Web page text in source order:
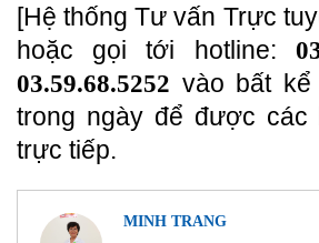
[Hệ thống Tư vấn Trực
hoặc gọi tới hotline:
03.59.68.5252 vào bất
trong ngày để được
trực tiếp.
MINH TRANG